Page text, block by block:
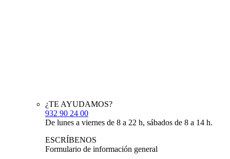
¿TE AYUDAMOS?
932 90 24 00
De lunes a viernes de 8 a 22 h, sábados de 8 a 14 h.
ESCRÍBENOS
Formulario de información general